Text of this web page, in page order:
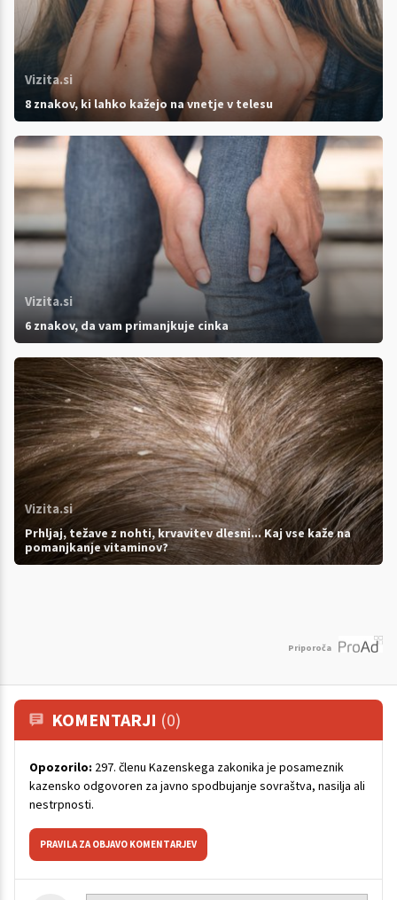
Vizita.si
8 znakov, ki lahko kažejo na vnetje v telesu
Vizita.si
6 znakov, da vam primanjkuje cinka
Vizita.si
Prhljaj, težave z nohti, krvavitev dlesni... Kaj vse kaže na
pomanjkanje vitaminov?
Priporoča
KOMENTARJI (0)
Opozorilo: 297. členu Kazenskega zakonika je posameznik
kazensko odgovoren za javno spodbujanje sovraštva, nasilja ali
nestrpnosti.
PRAVILA ZA OBJAVO KOMENTARJEV